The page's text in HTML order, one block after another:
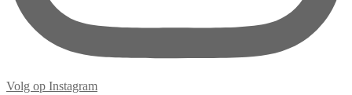
Volg op Instagram